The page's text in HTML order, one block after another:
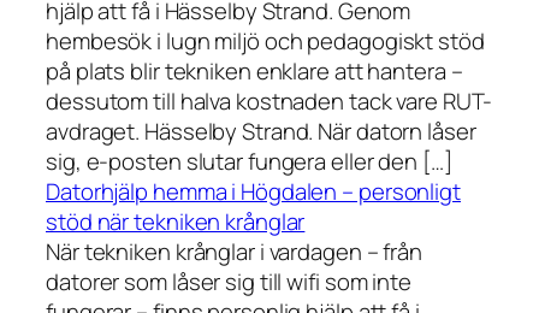
hjälp att få i Hässelby Strand. Genom
hembesök i lugn miljö och pedagogiskt stöd
på plats blir tekniken enklare att hantera –
dessutom till halva kostnaden tack vare RUT-
avdraget. Hässelby Strand. När datorn låser
sig, e-posten slutar fungera eller den […]
Datorhjälp hemma i Högdalen – personligt
stöd när tekniken krånglar
När tekniken krånglar i vardagen – från
datorer som låser sig till wifi som inte